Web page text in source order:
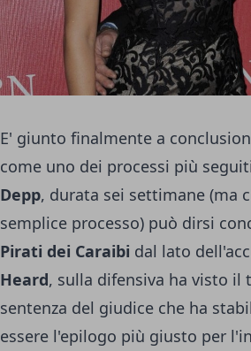
E' giunto finalmente a
come uno dei processi più
Depp, durata sei settimane (ma
semplice processo) può dirsi
Pirati dei Caraibi dal lato
Heard, sulla difensiva ha visto
sentenza del giudice che ha
essere l'epilogo più giusto per